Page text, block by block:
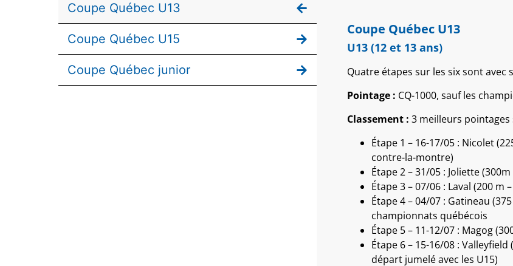
Coupe Québec U13
Coupe Québec U15
Coupe Québec junior
Coupe Québec U13
U13 (12 et 13 ans)
Quatre étapes sur les six sont avec
Pointage : CQ-1000, sauf les
Classement : 3 meilleurs pointages
Étape 1 – 16-17/05 : Nicolet
contre-la-montre)
Étape 2 – 31/05 : Joliette
Étape 3 – 07/06 : Laval (200 m
Étape 4 – 04/07 : Gatineau
championnats québécois
Étape 5 – 11-12/07 : Magog
Étape 6 – 15-16/08 :
départ jumelé avec les U15)